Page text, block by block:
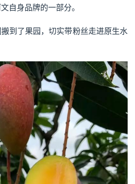
自身品牌的一部分。
到了果园，切实带粉丝走进原生水